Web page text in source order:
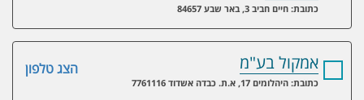
כתובת: חיים חביב 3, באר שבע 84657
הצג טלפון אמקול בע"מ
כתובת: היהלומים 17, א.ת. כבדה אשדוד 7761116